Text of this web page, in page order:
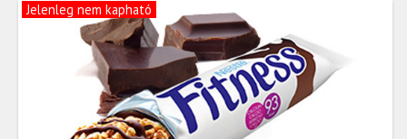
Jelenleg nem kapható